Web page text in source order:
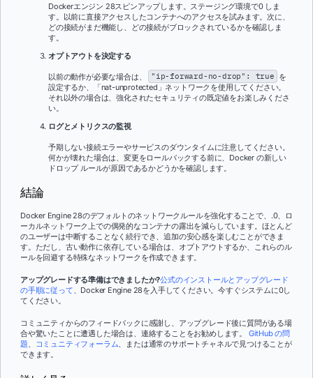
Dockerエンジン 28スピンアップします。ステージング環境で0 しま
す。以前に直接アクセスしたコンテナへのアクセスを試みます。次に、
どの接続がまだ機能し、どの接続がブロックされているかを確認しま
す。
オプトアウトを決定する
以前の動作が必要な場合は、 "ip-forward-no-drop": true を
設定するか、「nat-unprotected」ネットワークを使用してください。
それ以外の場合は、強化されたセキュリティの既定値をお楽しみくださ
い。
ログとメトリクスの監視
予期しない接続エラーやサービスのダウンタイムに注意してください。
何かが壊れた場合は、変更をロールバックする前に、Docker の新しい
ドロップ ルールが原因であるかどうかを確認します。
結論
Docker Engine 28のデフォルトのネットワークルールを強化することで、.0、ロ
ーカルネットワーク上での偶発的なコンテナの露出を減らしています。ほとんど
のユーザーは中断することなく続行でき、追加の安心感を楽しむことができま
す。ただし、古い動作に依存している場合は、オプトアウトするか、これらのル
ールを回避する特殊なネットワークを作成できます。
アップグレードする準備はできましたか?公式のインストールとアップグレード
の手順に従って、Docker Engine 28を入手してください。今すぐシステムに0し
てください。
コミュニティからのフィードバックに感謝し、アップグレード後に質問がある場
合や驚いたことに遭遇した場合は、連絡することをお勧めします。
GitHub の問
題、 コミュニティフォーラム、または通常のサポートチャネルで見つけることが
できます。